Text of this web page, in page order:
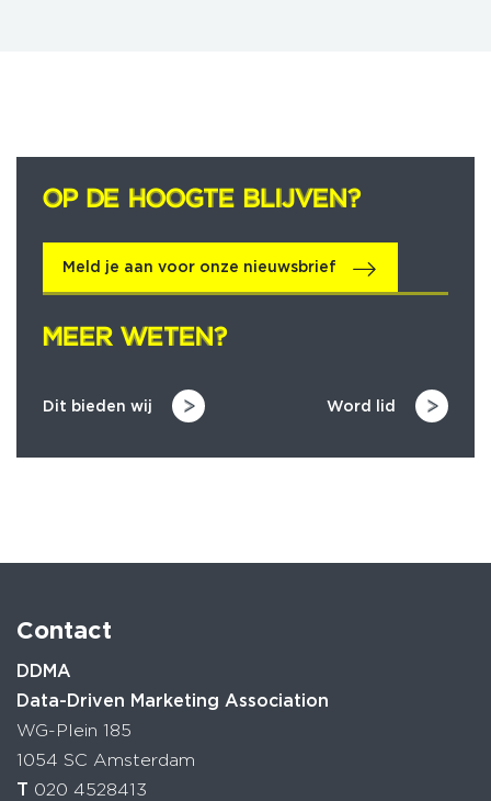
OP DE HOOGTE BLIJVEN?
OP DE HOOGTE BLIJVEN?
Meld je aan voor onze nieuwsbrief
MEER WETEN?
MEER WETEN?
Dit bieden wij Word lid
Contact
DDMA
Data-Driven Marketing Association
WG-Plein 185
1054 SC Amsterdam
T 020 4528413